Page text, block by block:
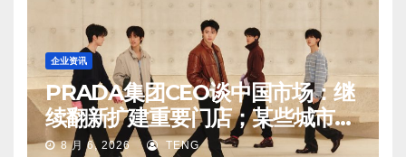
企业资讯
PRADA集团CEO谈中国市场：继
续翻新扩建重要门店；某些城市的
第二、第三店不再有价值
8 月 6, 2026 TENG